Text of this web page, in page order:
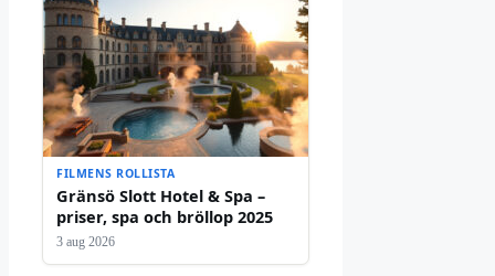
FILMENS ROLLISTA
Gränsö Slott Hotel & Spa –
priser, spa och bröllop 2025
3 aug 2026